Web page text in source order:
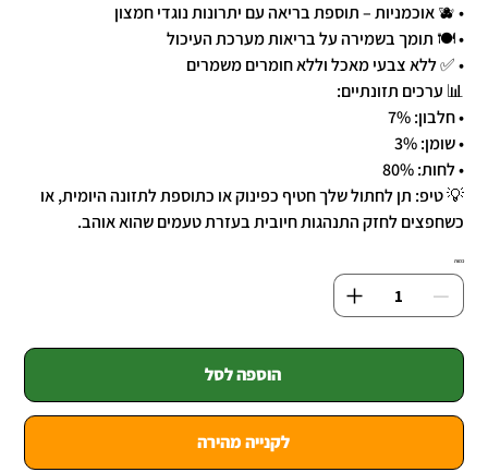
• 🫐 אוכמניות – תוספת בריאה עם יתרונות נוגדי חמצון
• 🍽️ תומך בשמירה על בריאות מערכת העיכול
• ✅ ללא צבעי מאכל וללא חומרים משמרים
📊 ערכים תזונתיים:
• חלבון: 7%
• שומן: 3%
• לחות: 80%
💡 טיפ: תן לחתול שלך חטיף כפינוק או כתוספת לתזונה היומית, או
כשחפצים לחזק התנהגות חיובית בעזרת טעמים שהוא אוהב.
כמות
הוספה לסל
לקנייה מהירה